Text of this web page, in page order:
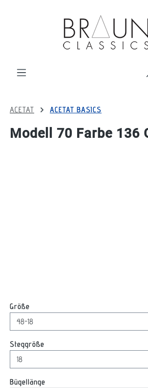
ACETAT ACETAT BASICS
Modell 70 Farbe 136
Größe
Steggröße
Bügellänge